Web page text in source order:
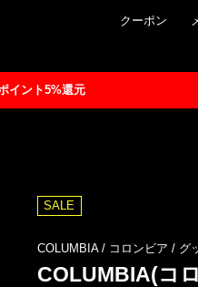
クーポン
イント5%還元
SALE
COLUMBIA / コロンビア / グ
COLUMBIA(コ